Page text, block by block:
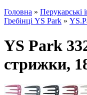
Головна » Перукарські
Гребінці YS Park »
YS Park
стрижки,